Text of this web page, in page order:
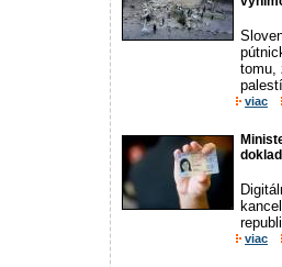
tomu,
viac
viac